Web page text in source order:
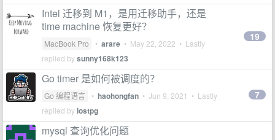
Intel 迁移到 M1，是用迁移助手，还是
time machine 恢复更好？
MacBook Pro • arare • May 22, 2022 • Lastly
replied bysunny168k123
19
Go timer 是如何被调度的？
Go 编程语言 • haohongfan • Jun 9, 2021 • Lastly
replied bylostpg
7
mysql 查询优化问题